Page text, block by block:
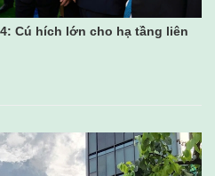
Cú hích lớn cho hạ tầng liên